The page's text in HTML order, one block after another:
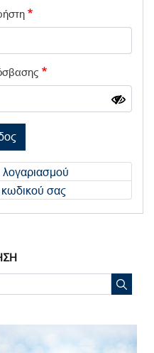
λογαριασμού
σας